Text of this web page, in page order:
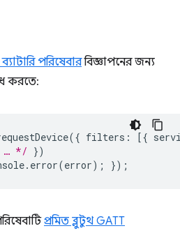
পরিষেবারবিজ্ঞাপনের জন্য
করতে:
({ filters : [{
*/ })
. error(error); });
প্রমিত ব্লুটুথ GATT